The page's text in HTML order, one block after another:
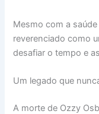
Mesmo com a
reverenciado como
desafiar o tempo e
Um legado que
A morte de Ozzy